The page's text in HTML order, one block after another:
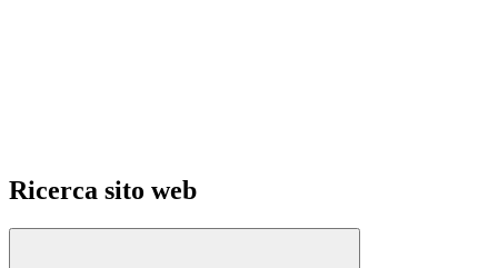
Ricerca sito web